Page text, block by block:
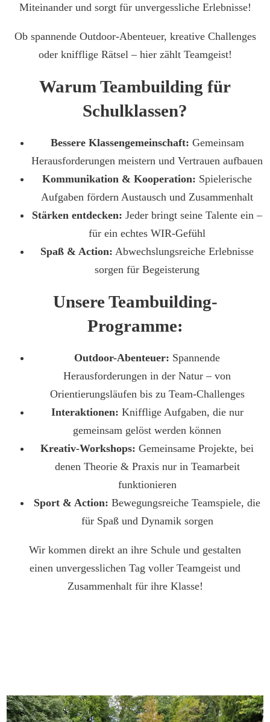
Miteinander und sorgt für unvergessliche Erlebnisse!
Ob spannende Outdoor-Abenteuer, kreative Challenges
oder knifflige Rätsel – hier zählt Teamgeist!
Warum Teambuilding für
Schulklassen?
Bessere Klassengemeinschaft: Gemeinsam
Herausforderungen meistern und Vertrauen aufbauen
Kommunikation & Kooperation: Spielerische
Aufgaben fördern Austausch und Zusammenhalt
Stärken entdecken: Jeder bringt seine Talente ein –
für ein echtes WIR-Gefühl
Spaß & Action: Abwechslungsreiche Erlebnisse
sorgen für Begeisterung
Unsere Teambuilding-
Programme:
Outdoor-Abenteuer: Spannende
Herausforderungen in der Natur – von
Orientierungsläufen bis zu Team-Challenges
Interaktionen: Knifflige Aufgaben, die nur
gemeinsam gelöst werden können
Kreativ-Workshops: Gemeinsame Projekte, bei
denen Theorie & Praxis nur in Teamarbeit
funktionieren
Sport & Action: Bewegungsreiche Teamspiele, die
für Spaß und Dynamik sorgen
Wir kommen direkt an ihre Schule und gestalten
einen unvergesslichen Tag voller Teamgeist und
Zusammenhalt für ihre Klasse!